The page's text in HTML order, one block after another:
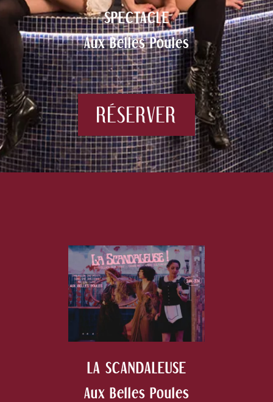
SPECTACLE
Aux Belles Poules
RÉSERVER
LA SCANDALEUSE
Aux Belles Poules